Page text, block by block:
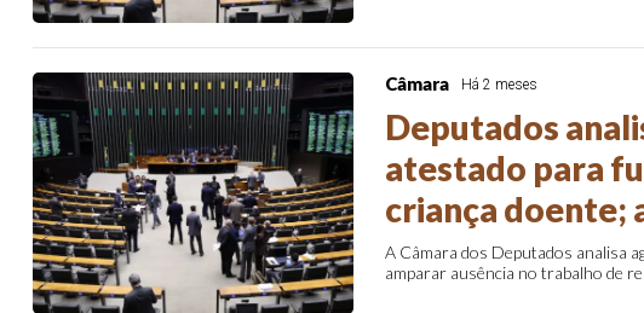
Câmara Há 2 meses
Deputados
atestado para
criança doente;
A Câmara dos Deputados analisa
amparar ausência no trabalho de